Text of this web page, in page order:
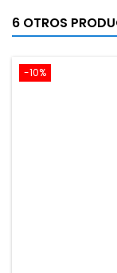
6 OTROS
-10%